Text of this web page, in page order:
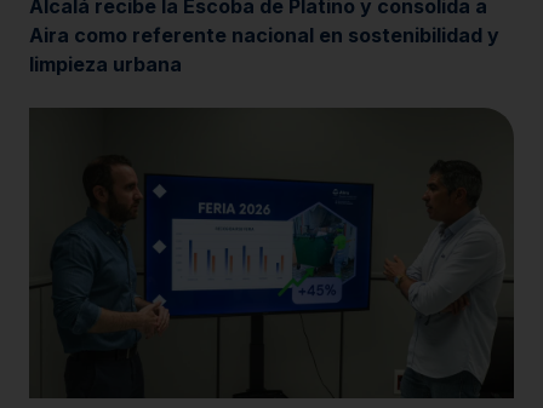
Alcalá recibe la Escoba de Platino y consolida a
Aira como referente nacional en sostenibilidad y
limpieza urbana